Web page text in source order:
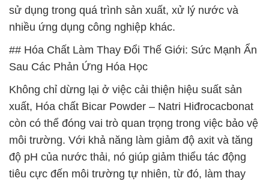
sử dụng trong quá trình sản xuất, xử lý nước và
nhiều ứng dụng công nghiệp khác.
## Hóa Chất Làm Thay Đổi Thế Giới: Sức Mạnh Ẩn
Sau Các Phản Ứng Hóa Học
Không chỉ dừng lại ở việc cải thiện hiệu suất sản
xuất, Hóa chất Bicar Powder – Natri Hiđrocacbonat
còn có thể đóng vai trò quan trọng trong việc bảo vệ
môi trường. Với khả năng làm giảm độ axit và tăng
độ pH của nước thải, nó giúp giảm thiểu tác động
tiêu cực đến môi trường tự nhiên, từ đó, làm thay